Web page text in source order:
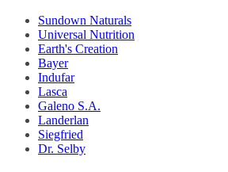
Sundown Naturals
Universal Nutrition
Earth's Creation
Bayer
Indufar
Lasca
Galeno S.A.
Landerlan
Siegfried
Dr. Selby